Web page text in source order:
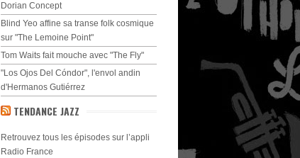
Dorian Concept
Blind Yeo affine sa transe folk cosmique
sur "The Lemoine Point"
Tom Waits fait mouche avec "The Fly"
"Los Ojos Del Cóndor", l'envol andin
d'Hermanos Gutiérrez
TENDANCE JAZZ
Retrouvez tous les épisodes sur l’appli
Radio France